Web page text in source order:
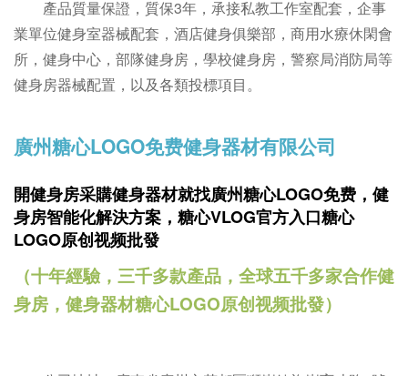
產品質量保證，質保3年，承接私教工作室配套，企事
業單位健身室器械配套，酒店健身俱樂部，商用水療休閑會
所，健身中心，部隊健身房，學校健身房，警察局消防局等
健身房器械配置，以及各類投標項目。
廣州糖心LOGO免费健身器材有限公司
開健身房采購健身器材就找廣州糖心LOGO免费， 健
身房智能化解決方案，糖心VLOG官方入口糖心
LOGO原创视频批發
（十年經驗，三千多款產品，全球五千多家合作健
身房，健身器材糖心LOGO原创视频批發）